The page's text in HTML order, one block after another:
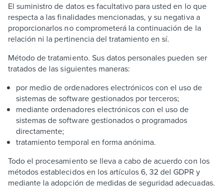
El suministro de datos es facultativo para usted en lo que
respecta a las finalidades mencionadas, y su negativa a
proporcionarlos no comprometerá la continuación de la
relación ni la pertinencia del tratamiento en sí.
Método de tratamiento. Sus datos personales pueden ser
tratados de las siguientes maneras:
por medio de ordenadores electrónicos con el uso de
sistemas de software gestionados por terceros;
mediante ordenadores electrónicos con el uso de
sistemas de software gestionados o programados
directamente;
tratamiento temporal en forma anónima.
Todo el procesamiento se lleva a cabo de acuerdo con los
métodos establecidos en los artículos 6, 32 del GDPR y
mediante la adopción de medidas de seguridad adecuadas.